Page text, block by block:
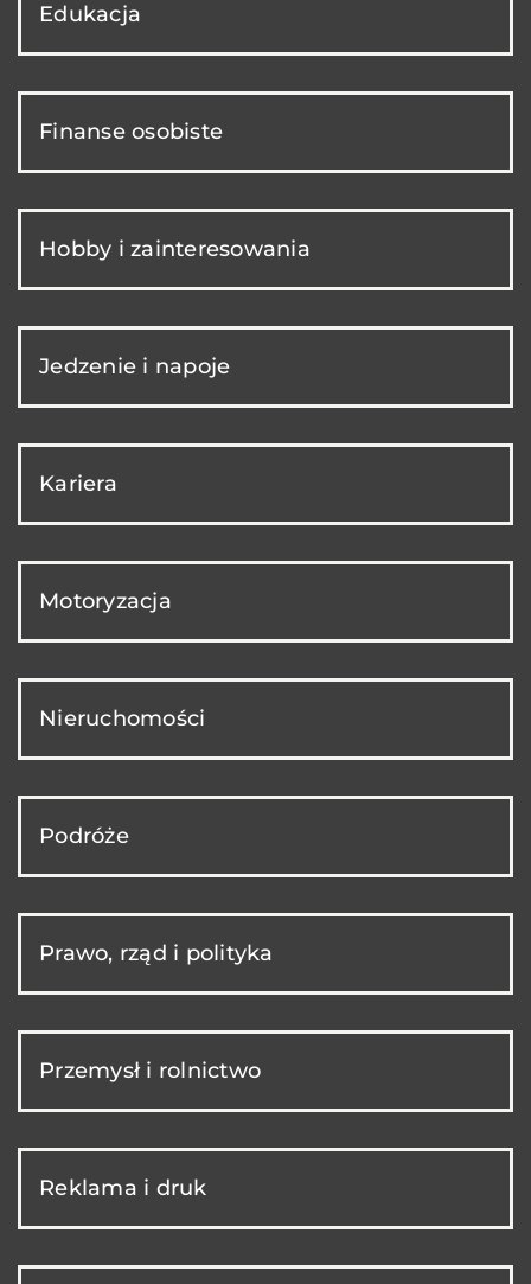
Edukacja
Finanse osobiste
Hobby i zainteresowania
Jedzenie i napoje
Kariera
Motoryzacja
Nieruchomości
Podróże
Prawo, rząd i polityka
Przemysł i rolnictwo
Reklama i druk